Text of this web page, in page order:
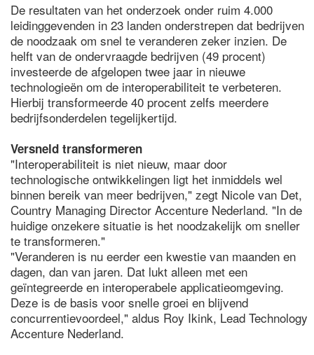
De resultaten van het onderzoek onder ruim 4.000
leidinggevenden in 23 landen onderstrepen dat bedrijven
de noodzaak om snel te veranderen zeker inzien. De
helft van de ondervraagde bedrijven (49 procent)
investeerde de afgelopen twee jaar in nieuwe
technologieën om de interoperabiliteit te verbeteren.
Hierbij transformeerde 40 procent zelfs meerdere
bedrijfsonderdelen tegelijkertijd.
Versneld transformeren
"Interoperabiliteit is niet nieuw, maar door
technologische ontwikkelingen ligt het inmiddels wel
binnen bereik van meer bedrijven," zegt Nicole van Det,
Country Managing Director Accenture Nederland. "In de
huidige onzekere situatie is het noodzakelijk om sneller
te transformeren."
"Veranderen is nu eerder een kwestie van maanden en
dagen, dan van jaren. Dat lukt alleen met een
geïntegreerde en interoperabele applicatieomgeving.
Deze is de basis voor snelle groei en blijvend
concurrentievoordeel," aldus Roy Ikink, Lead Technology
Accenture Nederland.